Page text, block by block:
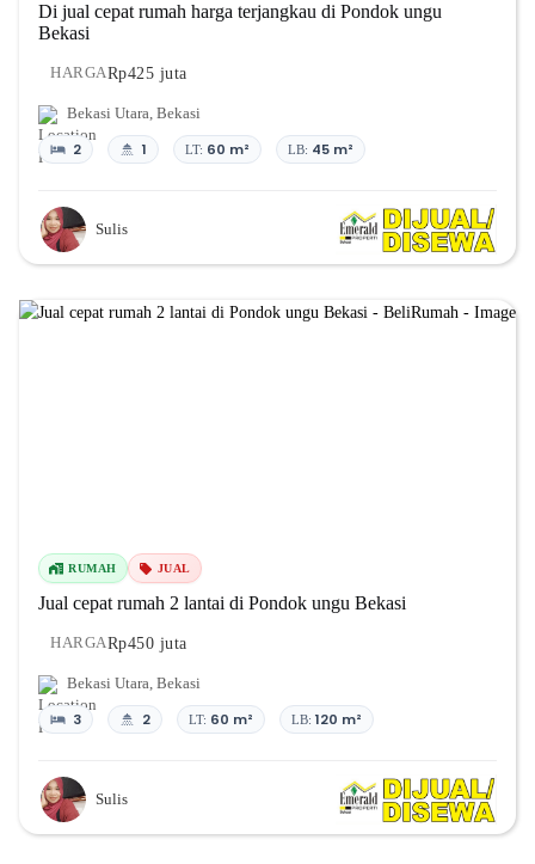
Di jual cepat rumah harga terjangkau di Pondok ungu
Bekasi
HARGARp425 juta
Bekasi Utara, Bekasi
2 1 LT: 60 m² LB: 45 m²
Sulis
RUMAH JUAL
Jual cepat rumah 2 lantai di Pondok ungu Bekasi
HARGARp450 juta
Bekasi Utara, Bekasi
3 2 LT: 60 m² LB: 120 m²
Sulis